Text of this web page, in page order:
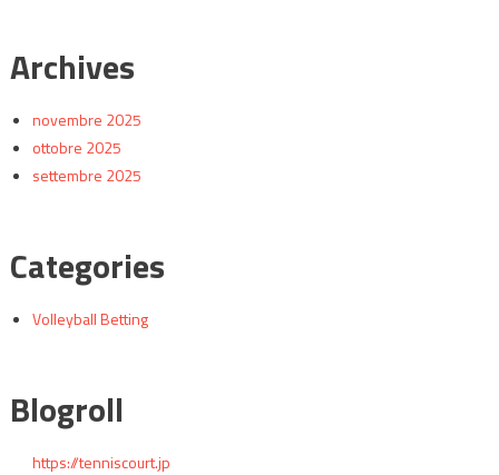
Archives
novembre 2025
ottobre 2025
settembre 2025
Categories
Volleyball Betting
Blogroll
https://tenniscourt.jp